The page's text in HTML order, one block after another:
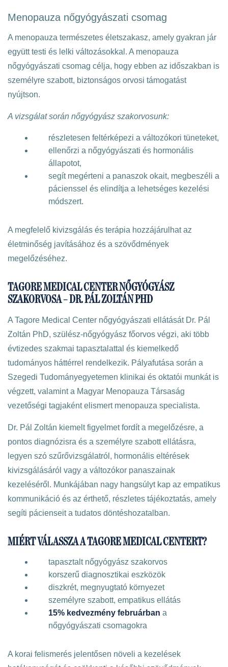
Menopauza nőgyógyászati csomag
A menopauza természetes életszakasz, amely gyakran jár
együtt testi és lelki változásokkal. A menopauza
nőgyógyászati csomag célja, hogy ebben az időszakban is
személyre szabott, biztonságos orvosi támogatást
nyújtson.
A vizsgálat során nőgyógyász szakorvosunk:
részletesen feltérképezi a változókori tüneteket,
ellenőrzi a nőgyógyászati és hormonális
állapotot,
segít megérteni a panaszok okait, megbeszéli a
pácienssel és elindítja a lehetséges kezelési
módszert.
A megfelelő kivizsgálás és terápia hozzájárulhat az
életminőség javításához és a szövődmények
megelőzéséhez.
TAGORE MEDICAL CENTER NŐGYÓGYÁSZ
SZAKORVOSA – DR. PÁL ZOLTÁN PHD
A Tagore Medical Center nőgyógyászati ellátását Dr. Pál
Zoltán PhD, szülész-nőgyógyász főorvos végzi, aki több
évtizedes szakmai tapasztalattal és kiemelkedő
tudományos háttérrel rendelkezik. Pályafutása során a
Szegedi Tudományegyetemen klinikai és oktatói munkát is
végzett, valamint a Magyar Menopauza Társaság
vezetőségi tagjaként elismert menopauza specialista.
Dr. Pál Zoltán kiemelt figyelmet fordít a megelőzésre, a
pontos diagnózisra és a személyre szabott ellátásra,
legyen szó szűrővizsgálatról, hormonális eltérések
kivizsgálásáról vagy a változókor panaszainak
kezeléséről. Munkájában nagy hangsúlyt kap az empatikus
kommunikáció és az érthető, részletes tájékoztatás, amely
segíti pácienseit a tudatos döntéshozatalban.
MIÉRT VÁLASSZA A TAGORE MEDICAL CENTERT?
tapasztalt nőgyógyász szakorvos
korszerű diagnosztikai eszközök
diszkrét, megnyugtató környezet
személyre szabott, empatikus ellátás
15% kedvezmény februárban a
nőgyógyászati csomagokra
A korai felismerés jelentősen növeli a kezelések